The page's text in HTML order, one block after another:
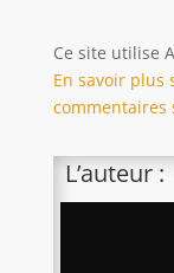
Ce site utilise
En savoir plus
commentaires
L’auteur :